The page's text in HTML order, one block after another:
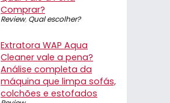
Comprar?
Review, Qual escolher?
Extratora WAP Aqua
Cleaner vale a pena?
Análise completa da
máquina que limpa sofás,
colchões e estofados